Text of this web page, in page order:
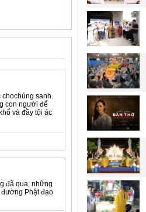
sanh.
con người để
và đầy tội ác
đã qua, những
Phật đạo